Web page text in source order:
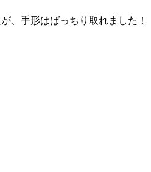
、手形はばっちり取れました！